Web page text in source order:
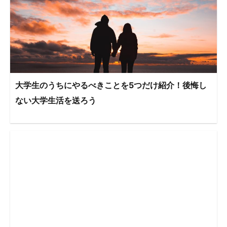
大学生のうちにやるべきことを5つだけ紹介！後悔し
ない大学生活を送ろう